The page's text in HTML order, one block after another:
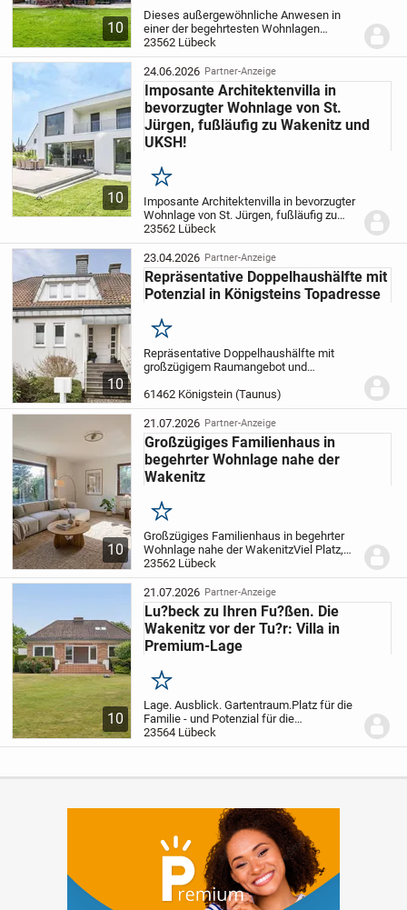
10
Dieses außergewöhnliche Anwesen in
einer der begehrtesten Wohnlagen
Lübecks definiert luxuriöses Wohnen auf
einem Niveau, das Architektur, Technik
und Lage konsequent miteinander
verbindet. Direkt an...
23562 Lübeck
10
24.06.2026 Partner-Anzeige
Imposante Architektenvilla in
bevorzugter Wohnlage von St.
Jürgen, fußläufig zu Wakenitz und
UKSH!
Merken
Imposante Architektenvilla in bevorzugter
Wohnlage von St. Jürgen, fußläufig zu
Wakenitz und UKSH! Diese
lichtdurchflutete Architektenvilla aus dem
Baujahr 2022 befindet sich in bester
Wohnlage von...
23562 Lübeck
10
23.04.2026 Partner-Anzeige
Repräsentative Doppelhaushälfte mit
Potenzial in Königsteins Topadresse
Merken
Repräsentative Doppelhaushälfte mit
großzügigem Raumangebot und
hochwertige Doppelhaushälfte überzeugt
durch eine gelungene Kombination aus
großzügiger Raumgestaltung,...
61462 Königstein (Taunus)
10
21.07.2026 Partner-Anzeige
Großzügiges Familienhaus in
begehrter Wohnlage nahe der
Wakenitz
Merken
Großzügiges Familienhaus in begehrter
Wohnlage nahe der WakenitzViel Platz,
vielseitige Nutzungsmöglichkeiten und
bereits umfangreich modernisierte
Substanz.In einer der gefragtesten
Wohnlagen...
23562 Lübeck
10
21.07.2026 Partner-Anzeige
Lu?beck zu Ihren Fu?ßen. Die
Wakenitz vor der Tu?r: Villa in
Premium-Lage
Merken
Lage. Ausblick. Gartentraum.Platz für die
Familie - und Potenzial für die
Zukunft.Manche Häuser überzeugen
durch ihre Ausstattung. Dieses begeistert
Lage:...
23564 Lübeck